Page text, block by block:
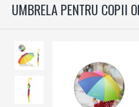
UMBRELA PENTRU COPII